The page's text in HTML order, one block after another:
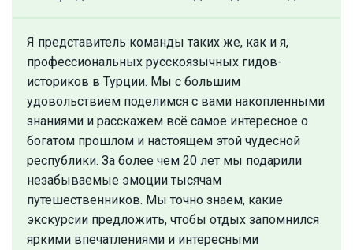
Я представитель команды таких же, как и я,
профессиональных русскоязычных гидов-
историков в Турции. Мы с большим
удовольствием поделимся с вами накопленными
знаниями и расскажем всё самое интересное о
богатом прошлом и настоящем этой чудесной
республики. За более чем 20 лет мы подарили
незабываемые эмоции тысячам
путешественников. Мы точно знаем, какие
экскурсии предложить, чтобы отдых запомнился
яркими впечатлениями и интересными